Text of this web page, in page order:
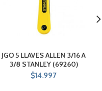
JGO 5 LLAVES ALLEN 3/16 A
3/8 STANLEY (69260)
$14.997